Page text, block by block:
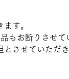
す。
もお断りさせて
させていただき